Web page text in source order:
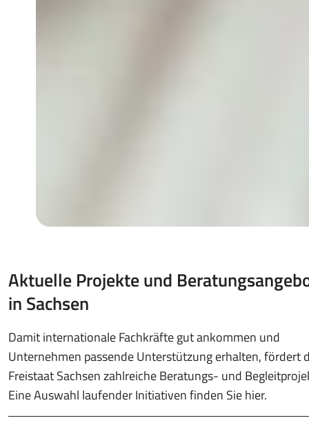
Aktuelle Projekte und
in Sachsen
Damit internationale Fachkräfte gut ankommen und
Unternehmen passende Unterstützung erhalten, fördert
Freistaat Sachsen zahlreiche Beratungs- und
Eine Auswahl laufender Initiativen finden Sie hier.